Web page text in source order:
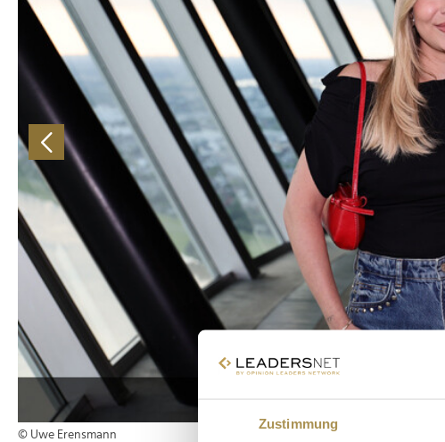
Zustimmung
© Uwe Erensmann